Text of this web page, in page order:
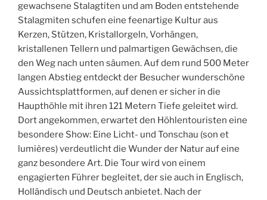
gewachsene Stalagtiten und am Boden entstehende
Stalagmiten schufen eine feenartige Kultur aus
Kerzen, Stützen, Kristallorgeln, Vorhängen,
kristallenen Tellern und palmartigen Gewächsen, die
den Weg nach unten säumen. Auf dem rund 500 Meter
langen Abstieg entdeckt der Besucher wunderschöne
Aussichtsplattformen, auf denen er sicher in die
Haupthöhle mit ihren 121 Metern Tiefe geleitet wird.
Dort angekommen, erwartet den Höhlentouristen eine
besondere Show: Eine Licht- und Tonschau (son et
lumières) verdeutlicht die Wunder der Natur auf eine
ganz besondere Art. Die Tour wird von einem
engagierten Führer begleitet, der sie auch in Englisch,
Holländisch und Deutsch anbietet. Nach der